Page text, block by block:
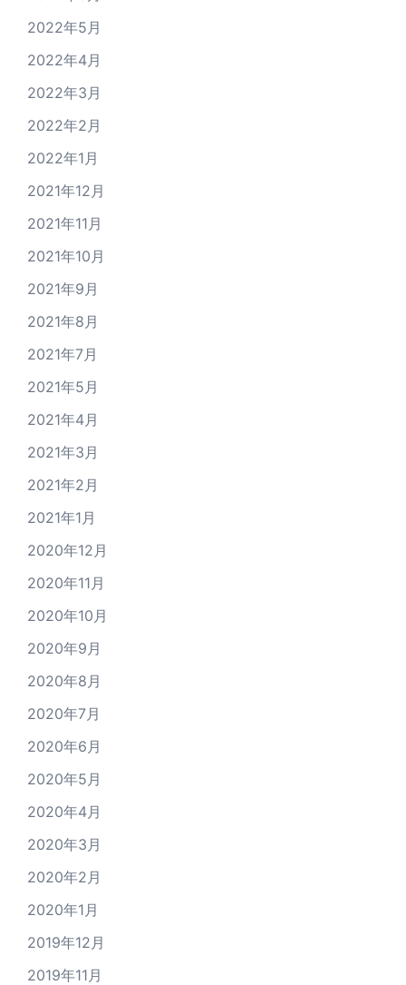
2022年5月
2022年4月
2022年3月
2022年2月
2022年1月
2021年12月
2021年11月
2021年10月
2021年9月
2021年8月
2021年7月
2021年5月
2021年4月
2021年3月
2021年2月
2021年1月
2020年12月
2020年11月
2020年10月
2020年9月
2020年8月
2020年7月
2020年6月
2020年5月
2020年4月
2020年3月
2020年2月
2020年1月
2019年12月
2019年11月